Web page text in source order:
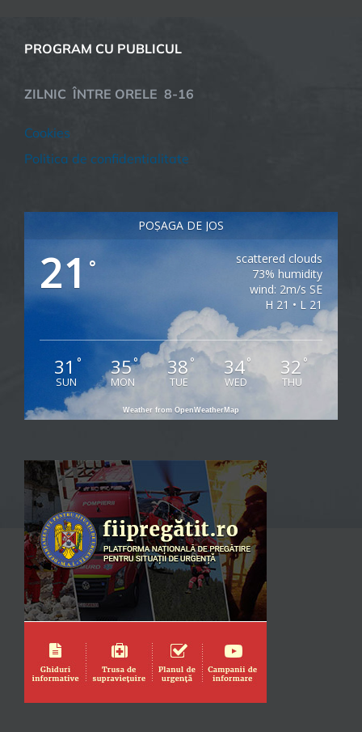
PROGRAM CU PUBLICUL
ZILNIC ÎNTRE ORELE 8-16
Cookies
Politica de confidentialitate
POȘAGA DE JOS
21 °
scattered clouds
73% humidity
wind: 2m/s SE
H 21 • L 21
31 °
SUN
35°
MON
38°
TUE
34°
WED
32 °
THU
Weather from OpenWeatherMap